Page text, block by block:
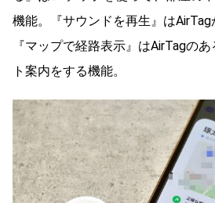
機能。『サウンドを再生』はAirTag
『マップで経路表示』はAirTagの
ト案内をする機能。